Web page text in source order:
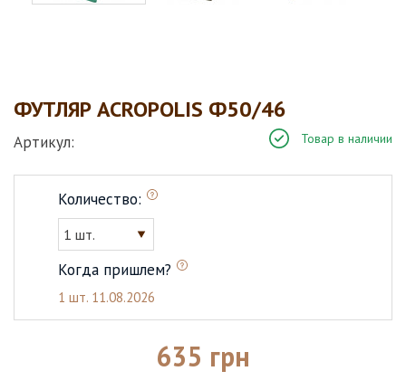
ФУТЛЯР ACROPOLIS Ф50/46
Артикул: Товар в наличии
Количество:
1 шт.
Когда пришлем?
1 шт. 11.08.2026
635 грн